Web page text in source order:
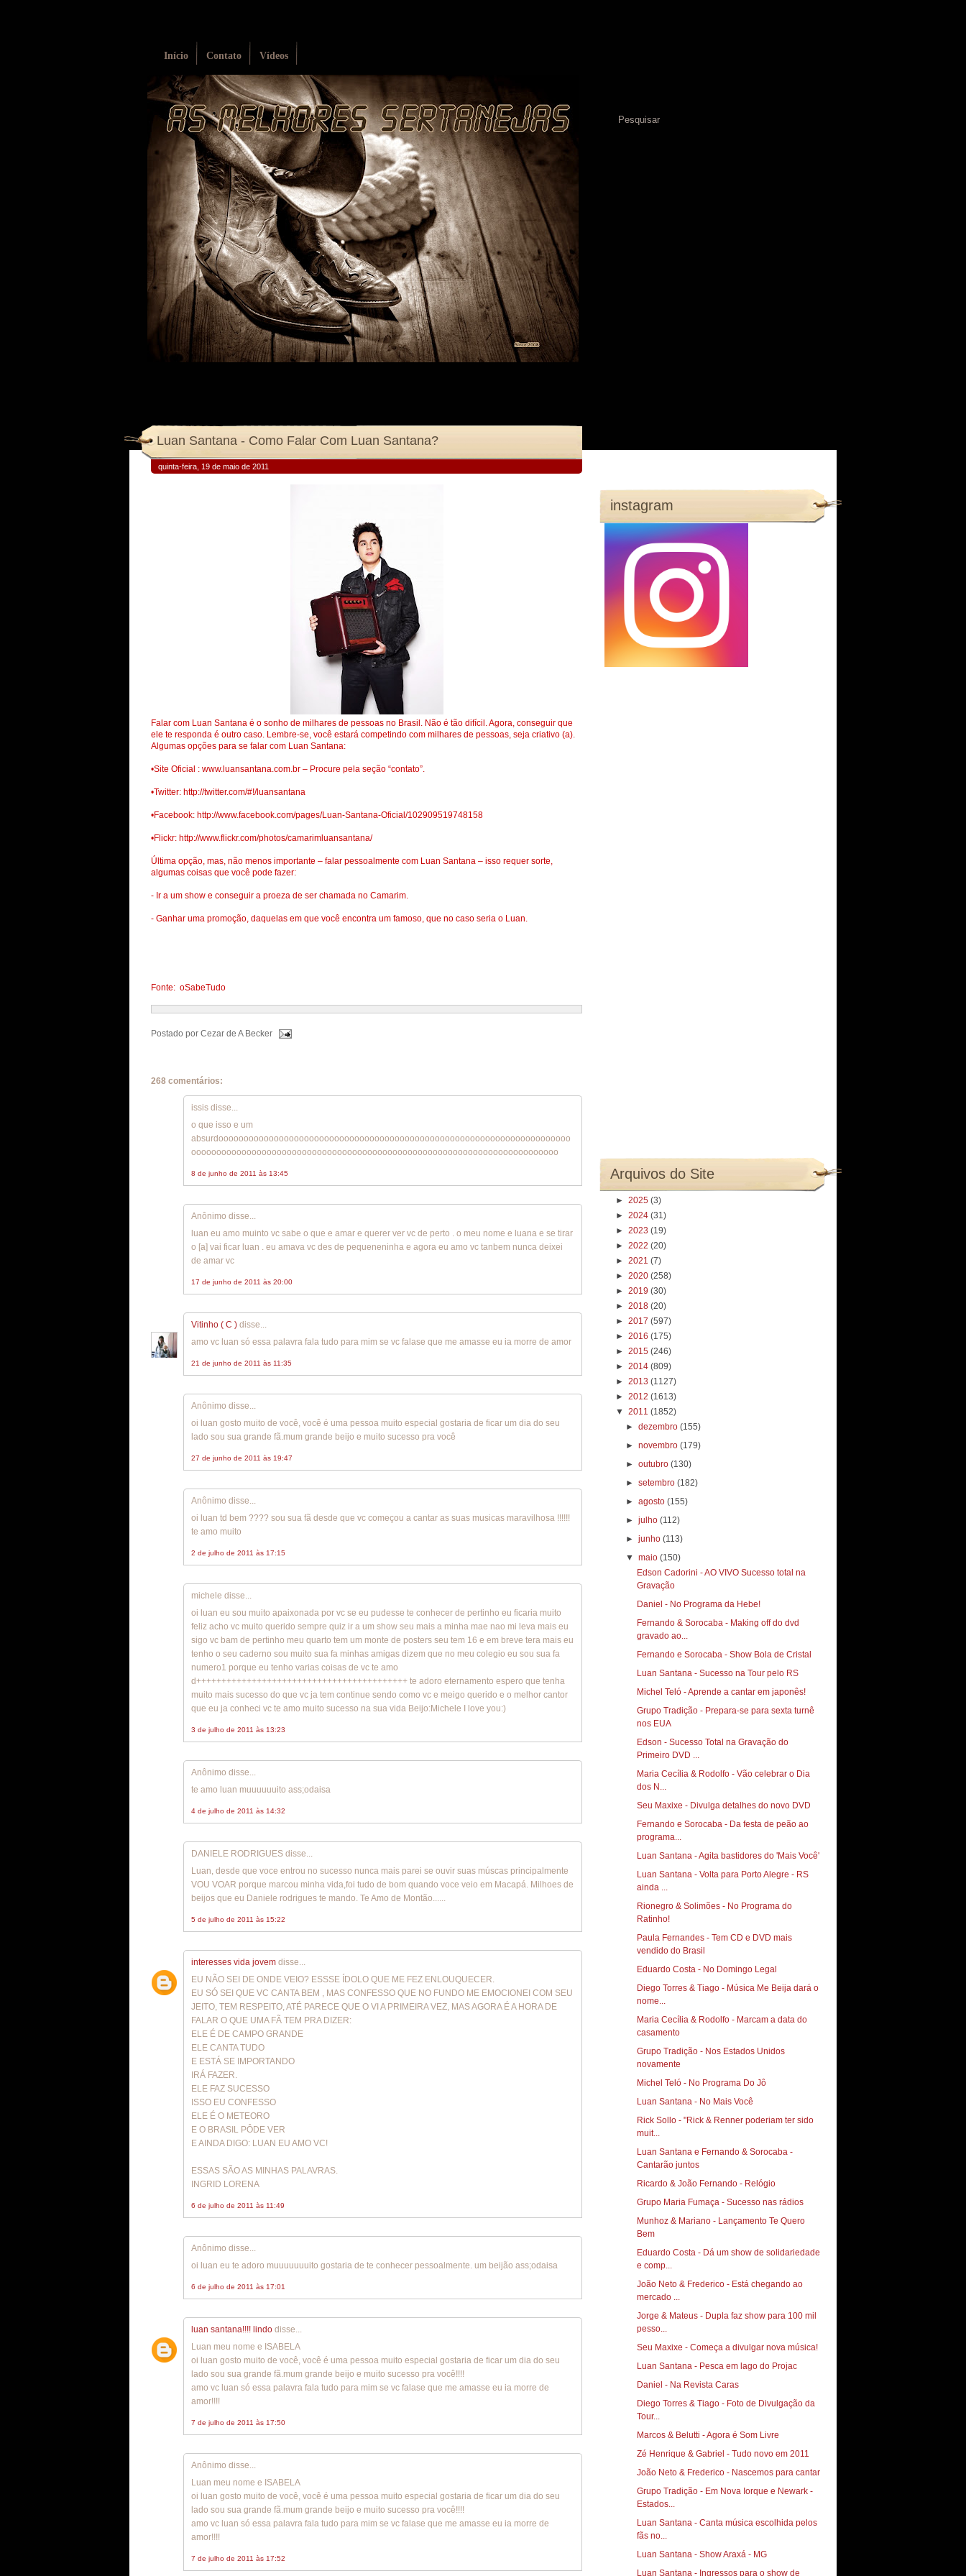
Início Contato Vídeos
Luan Santana - Como Falar Com Luan Santana?
quinta-feira, 19 de maio de 2011
Falar com Luan Santana é o sonho de milhares de pessoas no Brasil. Não é tão difícil. Agora, conseguir que
ele te responda é outro caso. Lembre-se, você estará competindo com milhares de pessoas, seja criativo (a).
Algumas opções para se falar com Luan Santana:
•Site Oficial : www.luansantana.com.br – Procure pela seção “contato”.
•Twitter: http://twitter.com/#!/luansantana
•Facebook: http://www.facebook.com/pages/Luan-Santana-Oficial/102909519748158
•Flickr: http://www.flickr.com/photos/camarimluansantana/
Última opção, mas, não menos importante – falar pessoalmente com Luan Santana – isso requer sorte,
algumas coisas que você pode fazer:
- Ir a um show e conseguir a proeza de ser chamada no Camarim.
- Ganhar uma promoção, daquelas em que você encontra um famoso, que no caso seria o Luan.
Fonte: oSabeTudo
Postado por Cezar de A Becker
268 comentários:
issis disse...
o que isso e um
absurdoooooooooooooooooooooooooooooooooooooooooooooooooooooooooooooooooooooo
ooooooooooooooooooooooooooooooooooooooooooooooooooooooooooooooooooooooooo
8 de junho de 2011 às 13:45
Anônimo disse...
luan eu amo muinto vc sabe o que e amar e querer ver vc de perto . o meu nome e luana e se tirar
o [a] vai ficar luan . eu amava vc des de pequeneninha e agora eu amo vc tanbem nunca deixei
de amar vc
17 de junho de 2011 às 20:00
Vitinho ( C ) disse...
amo vc luan só essa palavra fala tudo para mim se vc falase que me amasse eu ia morre de amor
21 de junho de 2011 às 11:35
Anônimo disse...
oi luan gosto muito de você, você é uma pessoa muito especial gostaria de ficar um dia do seu
lado sou sua grande fã.mum grande beijo e muito sucesso pra você
27 de junho de 2011 às 19:47
Anônimo disse...
oi luan td bem ???? sou sua fã desde que vc começou a cantar as suas musicas maravilhosa !!!!!!
te amo muito
2 de julho de 2011 às 17:15
michele disse...
oi luan eu sou muito apaixonada por vc se eu pudesse te conhecer de pertinho eu ficaria muito
feliz acho vc muito querido sempre quiz ir a um show seu mais a minha mae nao mi leva mais eu
sigo vc bam de pertinho meu quarto tem um monte de posters seu tem 16 e em breve tera mais eu
tenho o seu caderno sou muito sua fa minhas amigas dizem que no meu colegio eu sou sua fa
numero1 porque eu tenho varias coisas de vc te amo
d++++++++++++++++++++++++++++++++++++++++++ te adoro eternamento espero que tenha
muito mais sucesso do que vc ja tem continue sendo como vc e meigo querido e o melhor cantor
que eu ja conheci vc te amo muito sucesso na sua vida Beijo:Michele I love you:)
3 de julho de 2011 às 13:23
Anônimo disse...
te amo luan muuuuuuito ass;odaisa
4 de julho de 2011 às 14:32
DANIELE RODRIGUES disse...
Luan, desde que voce entrou no sucesso nunca mais parei se ouvir suas múscas principalmente
VOU VOAR porque marcou minha vida,foi tudo de bom quando voce veio em Macapá. Milhoes de
beijos que eu Daniele rodrigues te mando. Te Amo de Montão......
5 de julho de 2011 às 15:22
interesses vida jovem disse...
EU NÃO SEI DE ONDE VEIO? ESSSE ÍDOLO QUE ME FEZ ENLOUQUECER.
EU SÓ SEI QUE VC CANTA BEM , MAS CONFESSO QUE NO FUNDO ME EMOCIONEI COM SEU
JEITO, TEM RESPEITO, ATÉ PARECE QUE O VI A PRIMEIRA VEZ, MAS AGORA É A HORA DE
FALAR O QUE UMA FÃ TEM PRA DIZER:
ELE É DE CAMPO GRANDE
ELE CANTA TUDO
E ESTÁ SE IMPORTANDO
IRÁ FAZER.
ELE FAZ SUCESSO
ISSO EU CONFESSO
ELE É O METEORO
E O BRASIL PÔDE VER
E AINDA DIGO: LUAN EU AMO VC!
ESSAS SÃO AS MINHAS PALAVRAS.
INGRID LORENA
6 de julho de 2011 às 11:49
Anônimo disse...
oi luan eu te adoro muuuuuuuito gostaria de te conhecer pessoalmente. um beijão ass;odaisa
6 de julho de 2011 às 17:01
luan santana!!!! lindo disse...
Luan meu nome e ISABELA
oi luan gosto muito de você, você é uma pessoa muito especial gostaria de ficar um dia do seu
lado sou sua grande fã.mum grande beijo e muito sucesso pra você!!!!
amo vc luan só essa palavra fala tudo para mim se vc falase que me amasse eu ia morre de
amor!!!!
7 de julho de 2011 às 17:50
Anônimo disse...
Luan meu nome e ISABELA
oi luan gosto muito de você, você é uma pessoa muito especial gostaria de ficar um dia do seu
lado sou sua grande fã.mum grande beijo e muito sucesso pra você!!!!
amo vc luan só essa palavra fala tudo para mim se vc falase que me amasse eu ia morre de
amor!!!!
7 de julho de 2011 às 17:52
instagram
Arquivos do Site
► 2025 (3)
► 2024 (31)
► 2023 (19)
► 2022 (20)
► 2021 (7)
► 2020 (258)
► 2019 (30)
► 2018 (20)
► 2017 (597)
► 2016 (175)
► 2015 (246)
► 2014 (809)
► 2013 (1127)
► 2012 (1613)
▼ 2011 (1852)
►dezembro(155)
►novembro(179)
►outubro(130)
►setembro(182)
►agosto(155)
►julho(112)
►junho(113)
▼maio(150)
Edson Cadorini - AO VIVO Sucesso total‏ na
Gravação
Daniel - No Programa da Hebe!‏
Fernando & Sorocaba - Making off do dvd
gravado ao...
Fernando e Sorocaba - Show Bola de Cristal
Luan Santana - Sucesso na Tour pelo RS
Michel Teló - Aprende a cantar em japonês!
Grupo Tradição - Prepara-se para sexta turnê
nos EUA
Edson - Sucesso Total na Gravação do
Primeiro DVD ...
Maria Cecília & Rodolfo - Vão celebrar o Dia
dos N...
Seu Maxixe - Divulga detalhes do novo DVD
Fernando e Sorocaba - Da festa de peão ao
programa...
Luan Santana - Agita bastidores do 'Mais Você'
Luan Santana - Volta para Porto Alegre - RS
ainda ...
Rionegro & Solimões - No Programa do
Ratinho!‏
Paula Fernandes - Tem CD e DVD mais
vendido do Brasil
Eduardo Costa - No Domingo Legal
Diego Torres & Tiago - Música Me Beija dará o
nome...
Maria Cecília & Rodolfo - Marcam a data do
casamento
Grupo Tradição - Nos Estados Unidos
novamente
Michel Teló - No Programa Do Jô
Luan Santana - No Mais Você
Rick Sollo - "Rick & Renner poderiam ter sido
muit...
Luan Santana e Fernando & Sorocaba -
Cantarão juntos
Ricardo & João Fernando - Relógio
Grupo Maria Fumaça - Sucesso nas rádios
Munhoz & Mariano‏ - Lançamento Te Quero
Bem
Eduardo Costa - Dá um show de solidariedade
e comp...
João Neto & Frederico - Está chegando ao
mercado ...
Jorge & Mateus - Dupla faz show para 100 mil
pesso...
Seu Maxixe - Começa a divulgar nova música!
Luan Santana - Pesca em lago do Projac
Daniel - Na Revista Caras
Diego Torres & Tiago‏ - Foto de Divulgação da
Tour...
Marcos & Belutti - Agora é Som Livre
Zé Henrique & Gabriel - Tudo novo em 2011
João Neto & Frederico - Nascemos para cantar
Grupo Tradição - Em Nova Iorque e Newark -
Estados...
Luan Santana - Canta música escolhida pelos
fãs no...
Luan Santana - Show Araxá - MG
Luan Santana - Ingressos para o show de